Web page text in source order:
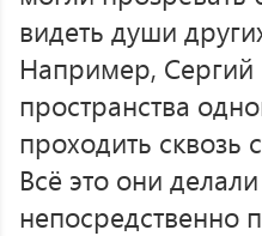
видеть души
Например, Сергий
пространства
проходить сквозь
Всё это они
непосредственно